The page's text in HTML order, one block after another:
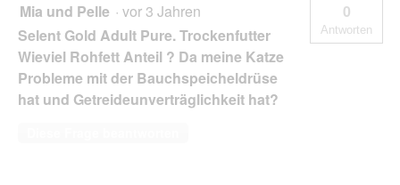
Mia und Pelle · vor 3 Jahren
Selent Gold Adult Pure. Trockenfutter
Wieviel Rohfett Anteil ? Da meine Katze
Probleme mit der Bauchspeicheldrüse
hat und Getreideunverträglichkeit hat?
0
Antworten